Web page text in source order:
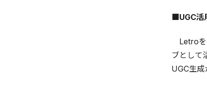
■UGC活
Letroを
ブとして
UGC生成